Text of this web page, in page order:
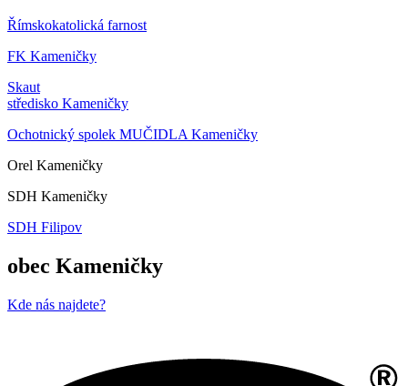
Římskokatolická farnost
FK Kameničky
Skaut
středisko Kameničky
Ochotnický spolek MUČIDLA Kameničky
Orel Kameničky
SDH Kameničky
SDH Filipov
obec Kameničky
Kde nás najdete?